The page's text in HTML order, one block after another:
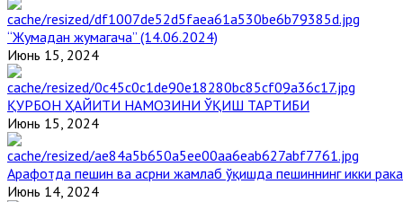
“Жумадан жумагача” (14.06.2024)
Июнь 15, 2024
ҚУРБОН ҲАЙИТИ НАМОЗИНИ ЎҚИШ ТАРТИБИ
Июнь 15, 2024
Арафотда пешин ва асрни жамлаб ўқишда пешиннинг икки
Июнь 14, 2024